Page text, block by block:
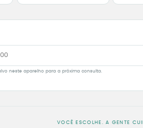
neste aparelho para a próxima consulta.
VOCÊ ESCOLHE. A GENTE